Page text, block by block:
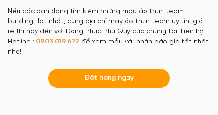
Nếu các bạn đang tìm kiếm những mẫu áo thun team
building Hot nhất, cùng địa chỉ may áo thun team uy tín, giá
rẻ thì hãy đến với Đồng Phục Phú Quý của chúng tôi. Liên hệ
Hotline : 0903.019.622 để xem mẫu và nhận báo giá tốt nhất
nhé!
Đặt hàng ngay